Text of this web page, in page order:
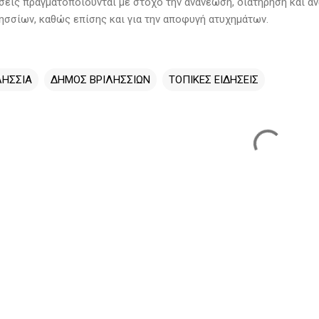
καθώς επίσης και για την αποφυγή ατυχημάτων.
ΔΗΜΟΣ ΒΡΙΛΗΣΣΙΩΝ ΤΟΠΙΚΕΣ ΕΙΔΗΣΕΙΣ